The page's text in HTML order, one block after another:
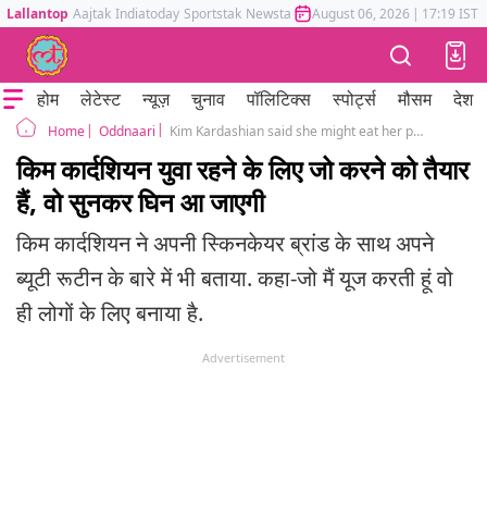
Lallantop Aajtak Indiatoday Sportstak Newstak Mumbai Tak Astrotak
August 06, 2026 | 17:19 IST
होम लेटेस्ट न्यूज़ चुनाव पॉलिटिक्स स्पोर्ट्स मौसम देश
Home Oddnaari Kim Kardashian said she might eat her poop everyday if that makes her look young
किम कार्दशियन युवा रहने के लिए जो करने को तैयार
हैं, वो सुनकर घिन आ जाएगी
किम कार्दशियन ने अपनी स्किनकेयर ब्रांड के साथ अपने
ब्यूटी रूटीन के बारे में भी बताया. कहा-जो मैं यूज करती हूं वो
ही लोगों के लिए बनाया है.
Advertisement